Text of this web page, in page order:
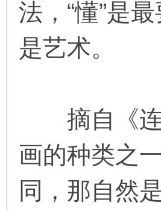
法，“懂”是
是艺术。
摘自《连
画的种类之
同，那自然